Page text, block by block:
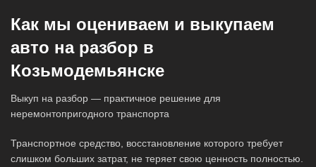
Как мы оцениваем и выкупаем
авто на разбор в
Козьмодемьянске
Выкуп на разбор — практичное решение для
неремонтопригодного транспорта
Транспортное средство, восстановление которого требует
слишком больших затрат, не теряет свою ценность полностью.